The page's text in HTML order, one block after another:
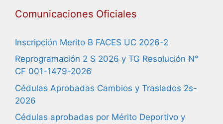
Comunicaciones Oficiales
Inscripción Merito B FACES UC 2026-2
Reprogramación 2 S 2026 y TG Resolución N°
CF 001-1479-2026
Cédulas Aprobadas Cambios y Traslados 2s-
2026
Cédulas aprobadas por Mérito Deportivo y